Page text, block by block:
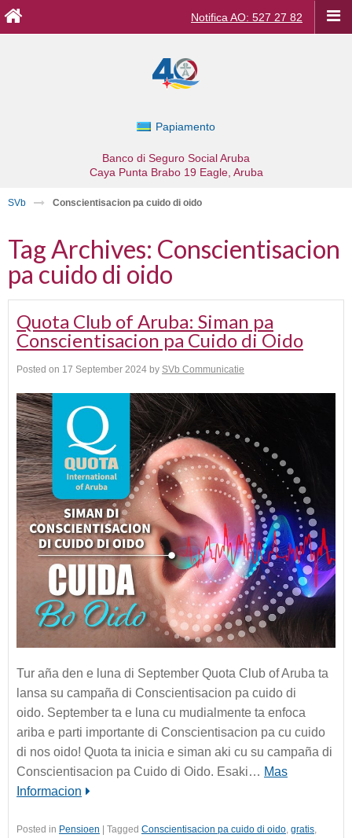
Notifica AO: 527 27 82
Papiamento
Banco di Seguro Social Aruba
Caya Punta Brabo 19 Eagle, Aruba
SVb Conscientisacion pa cuido di oido
Tag Archives: Conscientisacion
pa cuido di oido
Quota Club of Aruba: Siman pa
Conscientisacion pa Cuido di Oido
Posted on 17 September 2024 by SVb Communicatie
Tur aña den e luna di September Quota Club of Aruba ta
lansa su campaña di Conscientisacion pa cuido di
oido. September ta e luna cu mudialmente ta enfoca
ariba e parti importante di Conscientisacion pa cu cuido
di nos oido! Quota ta inicia e siman aki cu su campaña di
Conscientisacion pa Cuido di Oido. Esaki… Mas
Informacion
Posted in Pensioen Tagged Conscientisacion pa cuido di oido, gratis,